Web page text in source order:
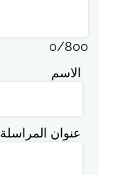
0/800
الاسم
عنوان المراسلة